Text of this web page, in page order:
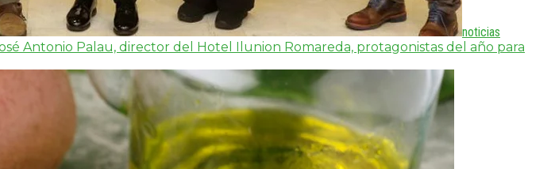
noticias
Antonio Palau, director del Hotel Ilunion Romareda, protagonistas del año para